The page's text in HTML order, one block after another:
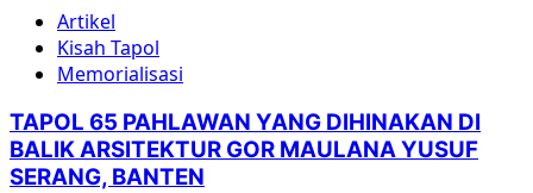
Artikel
Kisah Tapol
Memorialisasi
TAPOL 65 PAHLAWAN YANG DIHINAKAN DI
BALIK ARSITEKTUR GOR MAULANA YUSUF
SERANG, BANTEN